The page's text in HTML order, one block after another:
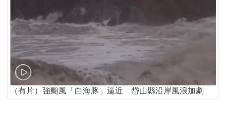
（有片）強颱風「白海豚」逼近 岱山縣沿岸風浪加劇